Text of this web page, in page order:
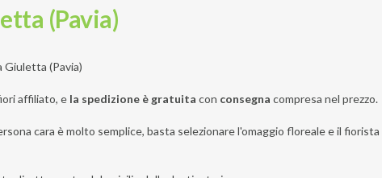
(Pavia)
Giuletta (Pavia)
affiliato, e la spedizione è gratuita con consegna compresa nel prezzo.
cara è molto semplice, basta selezionare l'omaggio floreale e il